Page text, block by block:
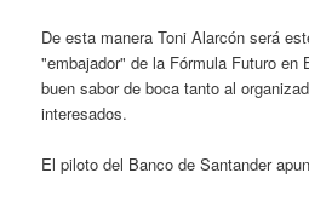
De esta manera Toni Alarcón será
"embajador" de la Fórmula Futuro en
buen sabor de boca tanto al
interesados.
El piloto del Banco de Santander